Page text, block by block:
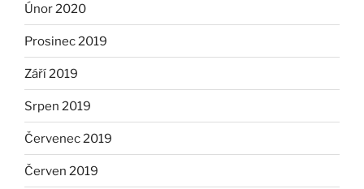
Únor 2020
Prosinec 2019
Září 2019
Srpen 2019
Červenec 2019
Červen 2019